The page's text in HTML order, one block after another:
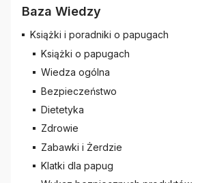
Baza Wiedzy
Książki i poradniki o papugach
Książki o papugach
Wiedza ogólna
Bezpieczeństwo
Dietetyka
Zdrowie
Zabawki i Żerdzie
Klatki dla papug